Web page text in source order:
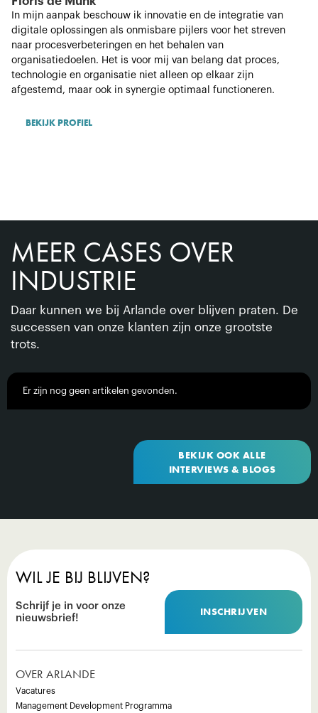
In mijn aanpak beschouw ik innovatie en de integratie van
digitale oplossingen als onmisbare pijlers voor het streven
naar procesverbeteringen en het behalen van
organisatiedoelen. Het is voor mij van belang dat proces,
technologie en organisatie niet alleen op elkaar zijn
afgestemd, maar ook in synergie optimaal functioneren.
BEKIJK PROFIEL
MEER CASES OVER
INDUSTRIE
Daar kunnen we bij Arlande over blijven praten. De
successen van onze klanten zijn onze grootste
trots.
Er zijn nog geen artikelen gevonden.
BEKIJK OOK ALLE
INTERVIEWS & BLOGS
WIL JE BIJ BLIJVEN?
Schrijf je in voor onze
nieuwsbrief!
INSCHRIJVEN
OVER ARLANDE
Vacatures
Management Development Programma